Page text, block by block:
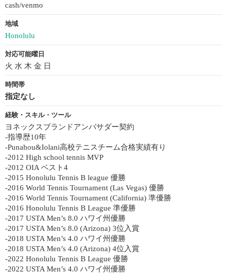
cash/venmo
地域
Honolulu
対応可能曜日
火 水 木 金 日
時間帯
指定なし
経験・スキル・ツール
ヨネックスブランドアンバサダー契約
-指導歴10年
-Punahou&Iolani高校テニスチーム合格実績有り
-2012 High school tennis MVP
-2012 OIA ベスト4
-2015 Honolulu Tennis B league 優勝
-2016 World Tennis Tournament (Las Vegas) 優勝
-2016 World Tennis Tournament (California) 準優勝
-2016 Honolulu Tennis B League 準優勝
-2017 USTA Men’s 8.0 ハワイ州優勝
-2017 USTA Men’s 8.0 (Arizona) 3位入賞
-2018 USTA Men’s 4.0 ハワイ州優勝
-2018 USTA Men’s 4.0 (Arizona) 4位入賞
-2022 Honolulu Tennis B League 優勝
-2022 USTA Men’s 4.0 ハワイ州優勝